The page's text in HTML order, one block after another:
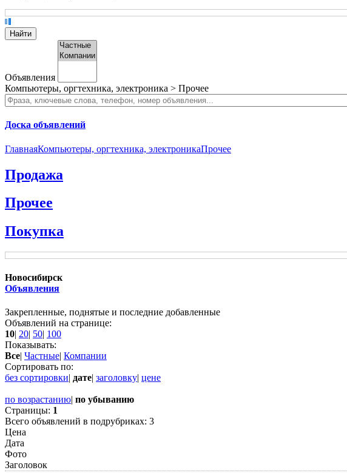
Объявления
Компьютеры, оргтехника, электроника > Прочее
Доска объявлений
ГлавнаяКомпьютеры, оргтехника, электроникаПрочее
Продажа
Прочее
Покупка
Новосибирск
Объявления
Закрепленные, поднятые и последние добавленные
Объявлений на странице:
10| 20| 50| 100
Показывать:
Все| Частные| Компании
Сортировать по:
без сортировки| дате| заголовку| цене
по возрастанию| по убыванию
Страницы: 1
Всего объявлений в подрубриках: 3
Цена
Дата
Фото
Заголовок